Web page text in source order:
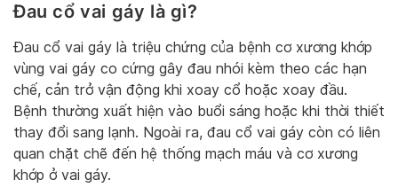
Đau cổ vai gáy là gì?
Đau cổ vai gáy là triệu chứng của bệnh cơ xương khớp
vùng vai gáy co cứng gây đau nhói kèm theo các hạn
chế, cản trở vận động khi xoay cổ hoặc xoay đầu.
Bệnh thường xuất hiện vào buổi sáng hoặc khi thời thiết
thay đổi sang lạnh. Ngoài ra, đau cổ vai gáy còn có liên
quan chặt chẽ đến hệ thống mạch máu và cơ xương
khớp ở vai gáy.